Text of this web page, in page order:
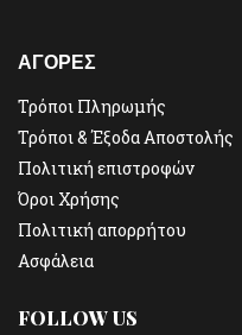
ΑΓΟΡΕΣ
Τρόποι Πληρωμής
Τρόποι & Έξοδα Αποστολής
Πολιτική επιστροφών
Όροι Χρήσης
Πολιτική απορρήτου
Ασφάλεια
FOLLOW US